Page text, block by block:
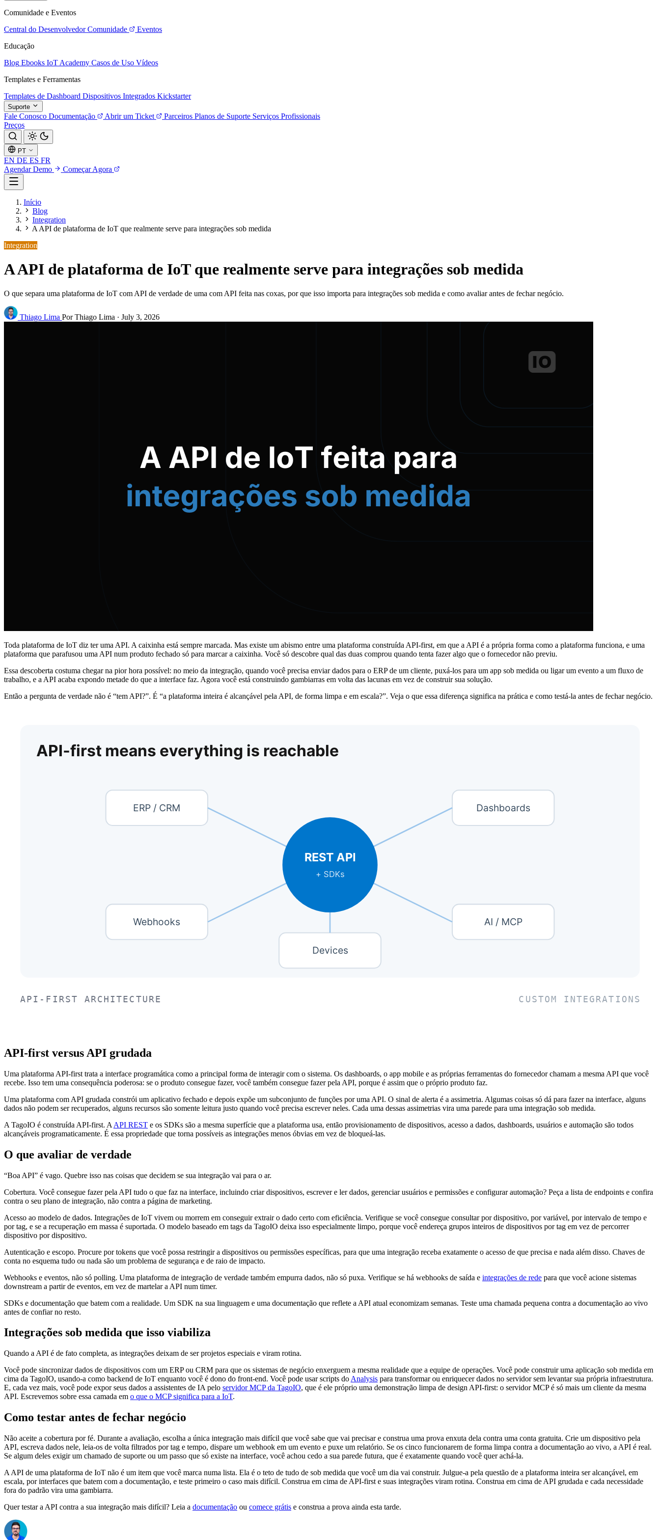
Comunidade e Eventos
Central do Desenvolvedor Comunidade
Eventos
Educação
Blog Ebooks IoT Academy Casos de Uso Vídeos
Templates e Ferramentas
Templates de Dashboard Dispositivos Integrados Kickstarter
Suporte
Fale Conosco Documentação Abrir um Ticket Parceiros Planos de Suporte Serviços Profissionais
Preços
PT
EN DE ES FR
Agendar Demo
Começar Agora
Início
Blog
Integration
A API de plataforma de IoT que realmente serve para integrações sob medida
Integration
A API de plataforma de IoT que realmente serve para integrações sob medida
O que separa uma plataforma de IoT com API de verdade de uma com API feita nas coxas, por que isso importa para integrações sob medida e como avaliar antes de fechar negócio.
Thiago Lima Por Thiago Lima · July 3, 2026
Toda plataforma de IoT diz ter uma API. A caixinha está sempre marcada. Mas existe um abismo entre uma plataforma construída API-first, em que a API é a própria forma como a plataforma funciona, e uma
plataforma que parafusou uma API num produto fechado só para marcar a caixinha. Você só descobre qual das duas comprou quando tenta fazer algo que o fornecedor não previu.
Essa descoberta costuma chegar na pior hora possível: no meio da integração, quando você precisa enviar dados para o ERP de um cliente, puxá-los para um app sob medida ou ligar um evento a um fluxo de
trabalho, e a API acaba expondo metade do que a interface faz. Agora você está construindo gambiarras em volta das lacunas em vez de construir sua solução.
Então a pergunta de verdade não é “tem API?”. É “a plataforma inteira é alcançável pela API, de forma limpa e em escala?”. Veja o que essa diferença significa na prática e como testá-la antes de fechar negócio.
API-first versus API grudada
Uma plataforma API-first trata a interface programática como a principal forma de interagir com o sistema. Os dashboards, o app mobile e as próprias ferramentas do fornecedor chamam a mesma API que você
recebe. Isso tem uma consequência poderosa: se o produto consegue fazer, você também consegue fazer pela API, porque é assim que o próprio produto faz.
Uma plataforma com API grudada constrói um aplicativo fechado e depois expõe um subconjunto de funções por uma API. O sinal de alerta é a assimetria. Algumas coisas só dá para fazer na interface, alguns
dados não podem ser recuperados, alguns recursos são somente leitura justo quando você precisa escrever neles. Cada uma dessas assimetrias vira uma parede para uma integração sob medida.
A TagoIO é construída API-first. A API REST e os SDKs são a mesma superfície que a plataforma usa, então provisionamento de dispositivos, acesso a dados, dashboards, usuários e automação são todos
alcançáveis programaticamente. É essa propriedade que torna possíveis as integrações menos óbvias em vez de bloqueá-las.
O que avaliar de verdade
“Boa API” é vago. Quebre isso nas coisas que decidem se sua integração vai para o ar.
Cobertura. Você consegue fazer pela API tudo o que faz na interface, incluindo criar dispositivos, escrever e ler dados, gerenciar usuários e permissões e configurar automação? Peça a lista de endpoints e confira
contra o seu plano de integração, não contra a página de marketing.
Acesso ao modelo de dados. Integrações de IoT vivem ou morrem em conseguir extrair o dado certo com eficiência. Verifique se você consegue consultar por dispositivo, por variável, por intervalo de tempo e
por tag, e se a recuperação em massa é suportada. O modelo baseado em tags da TagoIO deixa isso especialmente limpo, porque você endereça grupos inteiros de dispositivos por tag em vez de percorrer
dispositivo por dispositivo.
Autenticação e escopo. Procure por tokens que você possa restringir a dispositivos ou permissões específicas, para que uma integração receba exatamente o acesso de que precisa e nada além disso. Chaves de
conta no esquema tudo ou nada são um problema de segurança e de raio de impacto.
Webhooks e eventos, não só polling. Uma plataforma de integração de verdade também empurra dados, não só puxa. Verifique se há webhooks de saída e integrações de rede para que você acione sistemas
downstream a partir de eventos, em vez de martelar a API num timer.
SDKs e documentação que batem com a realidade. Um SDK na sua linguagem e uma documentação que reflete a API atual economizam semanas. Teste uma chamada pequena contra a documentação ao vivo
antes de confiar no resto.
Integrações sob medida que isso viabiliza
Quando a API é de fato completa, as integrações deixam de ser projetos especiais e viram rotina.
Você pode sincronizar dados de dispositivos com um ERP ou CRM para que os sistemas de negócio enxerguem a mesma realidade que a equipe de operações. Você pode construir uma aplicação sob medida em
cima da TagoIO, usando-a como backend de IoT enquanto você é dono do front-end. Você pode usar scripts do Analysis para transformar ou enriquecer dados no servidor sem levantar sua própria infraestrutura.
E, cada vez mais, você pode expor seus dados a assistentes de IA pelo servidor MCP da TagoIO, que é ele próprio uma demonstração limpa de design API-first: o servidor MCP é só mais um cliente da mesma
API. Escrevemos sobre essa camada em o que o MCP significa para a IoT.
Como testar antes de fechar negócio
Não aceite a cobertura por fé. Durante a avaliação, escolha a única integração mais difícil que você sabe que vai precisar e construa uma prova enxuta dela contra uma conta gratuita. Crie um dispositivo pela
API, escreva dados nele, leia-os de volta filtrados por tag e tempo, dispare um webhook em um evento e puxe um relatório. Se os cinco funcionarem de forma limpa contra a documentação ao vivo, a API é real.
Se algum deles exigir um chamado de suporte ou um passo que só existe na interface, você achou cedo a sua parede futura, que é exatamente quando você quer achá-la.
A API de uma plataforma de IoT não é um item que você marca numa lista. Ela é o teto de tudo de sob medida que você um dia vai construir. Julgue-a pela questão de a plataforma inteira ser alcançável, em
escala, por interfaces que batem com a documentação, e teste primeiro o caso mais difícil. Construa em cima de API-first e suas integrações viram rotina. Construa em cima de API grudada e cada necessidade
fora do padrão vira uma gambiarra.
Quer testar a API contra a sua integração mais difícil? Leia a documentação ou comece grátis e construa a prova ainda esta tarde.